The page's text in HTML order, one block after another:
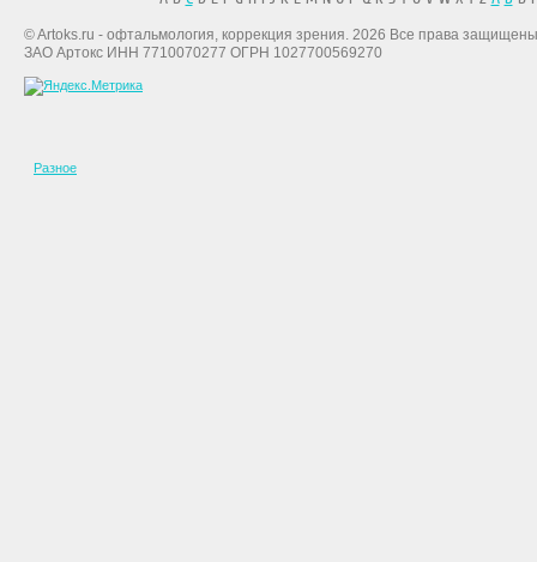
© Artoks.ru - офтальмология, коррекция зрения. 2026 Все права
ЗАО Артокс ИНН 7710070277 ОГРН 1027700569270
Разное